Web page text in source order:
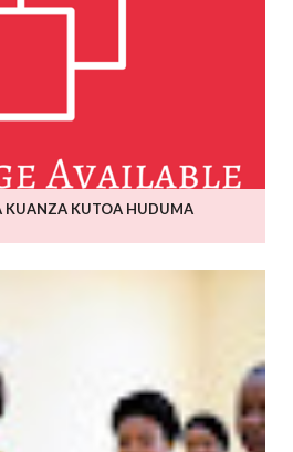
KUANZA KUTOA HUDUMA